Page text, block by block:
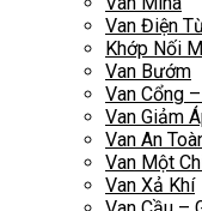
Van Điện
Khớp Nối
Van Bướm
Van Cổng
Van Giảm
Van An
Van Một
Van Xả Khí